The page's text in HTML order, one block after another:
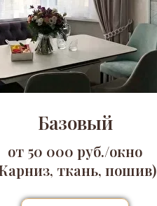
Базовый
от 50 000 руб./окно
ткань, пошив)